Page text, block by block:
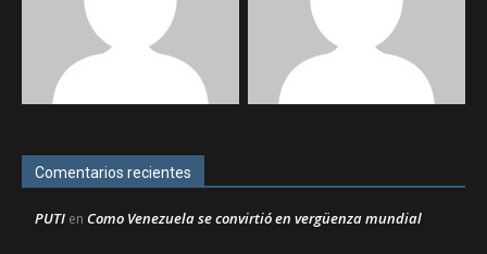
Comentarios recientes
PUTI en Como Venezuela se convirtió en vergüenza mundial